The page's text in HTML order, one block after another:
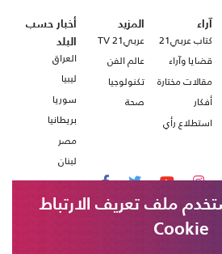
آراء
كتاب عربي21
قضايا وآراء
مقالات مختارة
أفكار
استطلاع رأي
المزيد
عربي21 TV
عالم الفن
تكنولوجيا
صحة
أخبار حسب
البلد
العراق
ليبيا
سوريا
بريطانيا
مصر
لبنان
ملف تعريف الارتباط
Cookie